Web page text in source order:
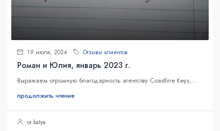
19 июля, 2024 Отзывы клиентов
Роман и Юлия, январь 2023 г.
Выражаем огромную благодарность агентству Coastline Keys,...
продолжить чтение
от katya